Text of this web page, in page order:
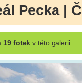
Pecka |
19 fotekv této galerii.